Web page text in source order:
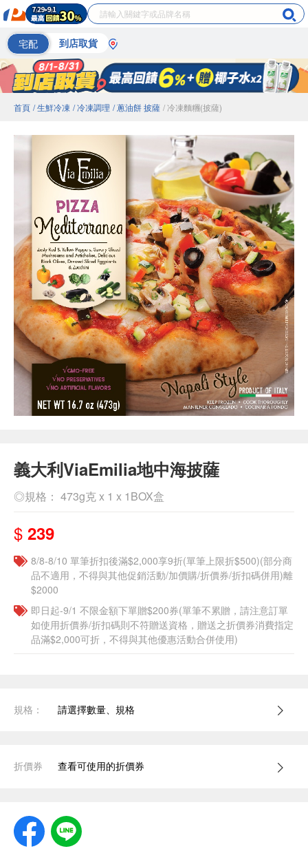
宅配 到店取貨
首頁 / 生鮮冷凍 / 冷凍調理 / 蔥油餅 披薩 / 冷凍麵糰(披薩)
義大利ViaEmilia地中海披薩
◎規格： 473g克 x 1 x 1BOX盒
$ 239
8/8-8/10 單筆折扣後滿$2,000享9折(單筆上限折$500)(部分商
品不適用，不得與其他促銷活動/加價購/折價券/折扣碼併用)離
$2000
即日起-9/1 不限金額下單贈$200券(單筆不累贈，請注意訂單
如使用折價券/折扣碼則不符贈送資格，贈送之折價券消費指定
品滿$2,000可折，不得與其他優惠活動合併使用)
規格： 請選擇數量、規格
折價券 查看可使用的折價券